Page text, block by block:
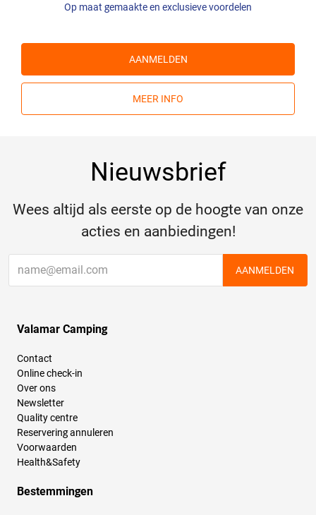
Op maat gemaakte en exclusieve voordelen
AANMELDEN
MEER INFO
Nieuwsbrief
Wees altijd als eerste op de hoogte van onze
acties en aanbiedingen!
AANMELDEN
Valamar Camping
Contact
Online check-in
Over ons
Newsletter
Quality centre
Reservering annuleren
Voorwaarden
Health&Safety
Bestemmingen